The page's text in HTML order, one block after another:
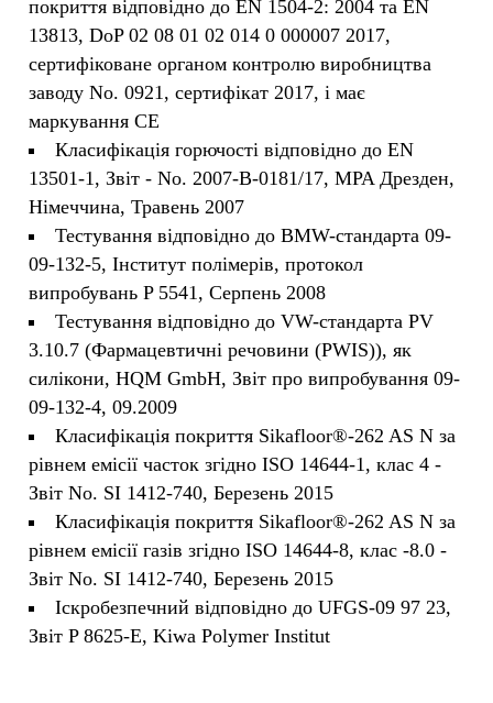
покриття відповідно до EN 1504-2: 2004 та EN
13813, DoP 02 08 01 02 014 0 000007 2017,
сертифіковане органом контролю виробництва
заводу No. 0921, сертифікат 2017, і має
маркування CE
Класифікація горючості відповідно до EN
13501-1, Звіт - No. 2007-B-0181/17, MPA Дрезден,
Німеччина, Травень 2007
Тестування відповідно до BMW-стандарта 09-
09-132-5, Інститут полімерів, протокол
випробувань P 5541, Серпень 2008
Тестування відповідно до VW-стандарта PV
3.10.7 (Фармацевтичні речовини (PWIS)), як
силікони, HQM GmbH, Звіт про випробування 09-
09-132-4, 09.2009
Класифікація покриття Sikafloor®-262 AS N за
рівнем емісії часток згідно ISO 14644-1, клас 4 -
Звіт No. SI 1412-740, Березень 2015
Класифікація покриття Sikafloor®-262 AS N за
рівнем емісії газів згідно ISO 14644-8, клас -8.0 -
Звіт No. SI 1412-740, Березень 2015
Іскробезпечний відповідно до UFGS-09 97 23,
Звіт P 8625-E, Kiwa Polymer Institut